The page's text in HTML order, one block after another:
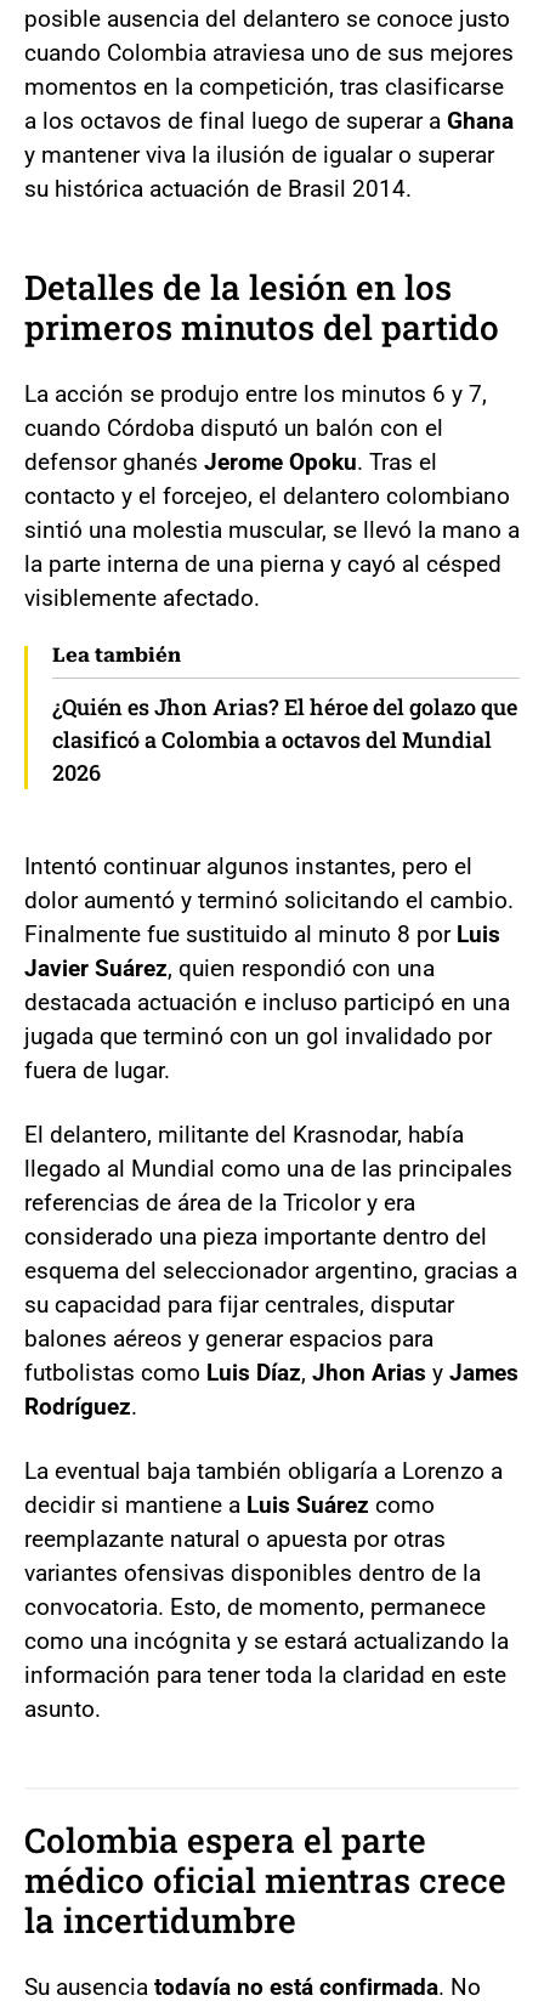
posible ausencia del delantero se conoce justo
cuando Colombia atraviesa uno de sus mejores
momentos en la competición, tras clasificarse
a los octavos de final luego de superar a Ghana
y mantener viva la ilusión de igualar o superar
su histórica actuación de Brasil 2014.
Detalles de la lesión en los
primeros minutos del partido
La acción se produjo entre los minutos 6 y 7,
cuando Córdoba disputó un balón con el
defensor ghanés Jerome Opoku. Tras el
contacto y el forcejeo, el delantero colombiano
sintió una molestia muscular, se llevó la mano a
la parte interna de una pierna y cayó al césped
visiblemente afectado.
Lea también
¿Quién es Jhon Arias? El héroe del golazo que
clasificó a Colombia a octavos del Mundial
2026
Intentó continuar algunos instantes, pero el
dolor aumentó y terminó solicitando el cambio.
Finalmente fue sustituido al minuto 8 por Luis
Javier Suárez, quien respondió con una
destacada actuación e incluso participó en una
jugada que terminó con un gol invalidado por
fuera de lugar.
El delantero, militante del Krasnodar, había
llegado al Mundial como una de las principales
referencias de área de la Tricolor y era
considerado una pieza importante dentro del
esquema del seleccionador argentino, gracias a
su capacidad para fijar centrales, disputar
balones aéreos y generar espacios para
futbolistas como Luis Díaz, Jhon Arias y James
Rodríguez.
La eventual baja también obligaría a Lorenzo a
decidir si mantiene a Luis Suárez como
reemplazante natural o apuesta por otras
variantes ofensivas disponibles dentro de la
convocatoria. Esto, de momento, permanece
como una incógnita y se estará actualizando la
información para tener toda la claridad en este
asunto.
Colombia espera el parte
médico oficial mientras crece
la incertidumbre
Su ausencia todavía no está confirmada. No